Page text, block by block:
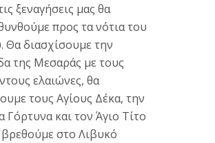
ξεναγήσεις μας θα
προς τα νότια του
Θα διασχίσουμε την
της Μεσαράς με τους
ελαιώνες, θα
τους Αγίους Δέκα, την
Γόρτυνα και τον Άγιο Τίτο
βρεθούμε στο Λιβυκό